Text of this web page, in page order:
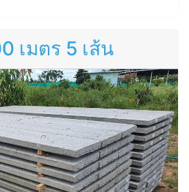
เมตร 5 เส้น